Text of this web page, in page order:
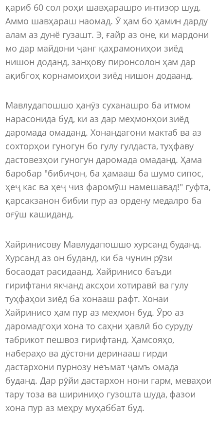
қариб 60 сол роҳи шавҳарашро интизор шуд.
Аммо шавҳараш наомад. Ӯ ҳам бо ҳамин дарду
алам аз дунё гузашт. Э, ғайр аз оне, ки мардони
мо дар майдони ҷанг қаҳрамониҳои зиёд
нишон доданд, занҳову пиронсолон ҳам дар
ақибгоҳ корнамоиҳои зиёд нишон додаанд.
Мавлудапошшо ҳанӯз суханашро ба итмом
нарасонида буд, ки аз дар меҳмонҳои зиёд
даромада омаданд. Хонандагони мактаб ва аз
сохторҳои гуногун бо гулу гулдаста, туҳфаву
дастовезҳои гуногун даромада омаданд. Ҳама
баробар "бибиҷон, ба ҳамааш ба шумо сипос,
ҳеҷ кас ва ҳеҷ чиз фаромӯш намешавад!" гуфта,
қарсакзанон бибии пур аз ордену медалро ба
оғӯш кашиданд.
Хайринисову Мавлудапошшо хурсанд буданд.
Хурсанд аз он буданд, ки ба чунин рӯзи
босаодат расидаанд. Хайринисо баъди
гирифтани якчанд аксҳои хотиравӣ ва гулу
туҳфаҳои зиёд ба хонааш рафт. Хонаи
Хайринисо ҳам пур аз меҳмон буд. Ӯро аз
даромадгоҳи хона то саҳни ҳавлӣ бо суруду
табрикот пешвоз гирифтанд. Ҳамсояҳо,
набераҳо ва дӯстони деринааш гирди
дастархони пурнозу неъмат ҷамъ омада
буданд. Дар рӯйи дастархон нони гарм, меваҳои
тару тоза ва шириниҳо гузошта шуда, фазои
хона пур аз меҳру муҳаббат буд.